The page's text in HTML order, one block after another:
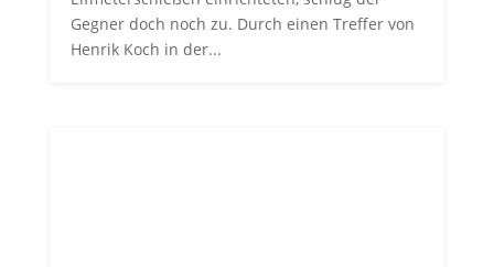
Gegner doch noch zu. Durch einen Treffer von
Henrik Koch in der...